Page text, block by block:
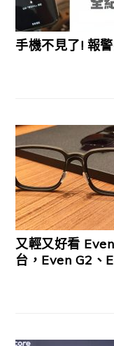
手機不見了! 報
又輕又好看
台，Even G2、